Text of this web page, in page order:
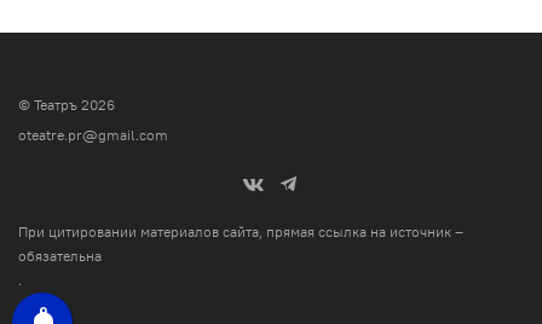
© Театръ 2026
oteatre.pr@gmail.com
При цитировании материалов сайта, прямая ссылка на источник –
обязательна
.